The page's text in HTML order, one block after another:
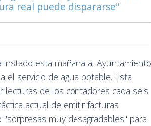
real puede dispararse"
esta mañana al Ayuntamiento
el servicio de agua potable. Esta
lecturas de los contadores cada seis
actual de emitir facturas
muy desagradables" para